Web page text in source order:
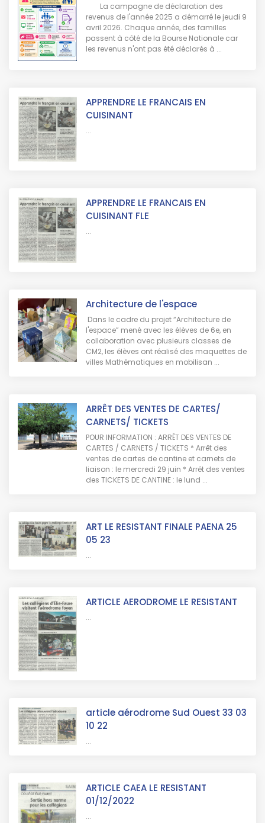
La campagne de déclaration des
revenus de l'année 2025 a démarré le jeudi 9
avril 2026. Chaque année, des familles
passent à côté de la Bourse Nationale car
les revenus n'ont pas été déclarés à ...
APPRENDRE LE FRANCAIS EN
CUISINANT
...
APPRENDRE LE FRANCAIS EN
CUISINANT FLE
...
Architecture de l'espace
Dans le cadre du projet “Architecture de
l'espace” mené avec les élèves de 6e, en
collaboration avec plusieurs classes de
CM2, les élèves ont réalisé des maquettes de
villes Mathématiques en mobilisan ...
ARRÊT DES VENTES DE CARTES/
CARNETS/ TICKETS
POUR INFORMATION : ARRÊT DES VENTES DE
CARTES / CARNETS / TICKETS * Arrêt des
ventes de cartes de cantine et carnets de
liaison : le mercredi 29 juin * Arrêt des ventes
des TICKETS DE CANTINE : le lund ...
ART LE RESISTANT FINALE PAENA 25
05 23
...
ARTICLE AERODROME LE RESISTANT
...
article aérodrome Sud Ouest 33 03
10 22
...
ARTICLE CAEA LE RESISTANT
01/12/2022
...